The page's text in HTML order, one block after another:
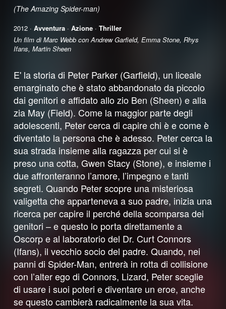
(The Amazing Spider-man)
2012 · Avventura· Azione· Thriller
Un film di Marc Webb con Andrew Garfield, Emma Stone, Rhys
Ifans, Martin Sheen
E' la storia di Peter Parker (Garfield), un liceale
emarginato che è stato abbandonato da piccolo
dai genitori e affidato allo zio Ben (Sheen) e alla
zia May (Field). Come la maggior parte degli
adolescenti, Peter cerca di capire chi è e come è
diventato la persona che è adesso. Peter cerca la
sua strada insieme alla ragazza per cui si è
preso una cotta, Gwen Stacy (Stone), e insieme i
due affronteranno l’amore, l’impegno e tanti
segreti. Quando Peter scopre una misteriosa
valigetta che apparteneva a suo padre, inizia una
ricerca per capire il perché della scomparsa dei
genitori – e questo lo porta direttamente a
Oscorp e al laboratorio del Dr. Curt Connors
(Ifans), il vecchio socio del padre. Quando, nei
panni di Spider-Man, entrerà in rotta di collisione
con l’alter ego di Connors, Lizard, Peter sceglie
di usare i suoi poteri e diventare un eroe, anche
se questo cambierà radicalmente la sua vita.